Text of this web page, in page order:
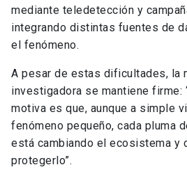
mediante teledetección y
integrando distintas fuentes de
el fenómeno.
A pesar de estas dificultades, la
investigadora se mantiene firme:
motiva es que, aunque a simple
fenómeno pequeño, cada pluma
está cambiando el ecosistema y
protegerlo”.